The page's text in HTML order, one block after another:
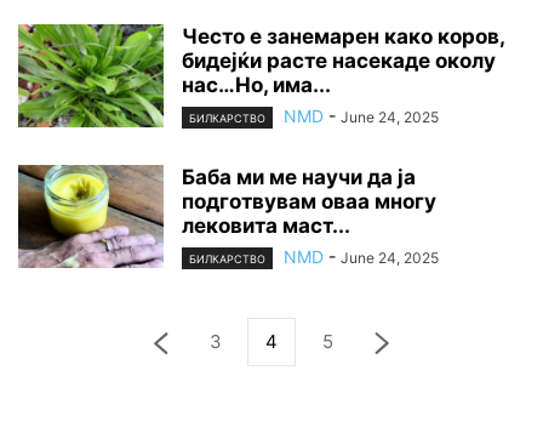
Често е занемарен како коров,
бидејќи расте насекаде околу
нас…Но, има...
БИЛКАРСТВО NMD - June 24, 2025
Баба ми ме научи да ја
подготвувам оваа многу
лековита маст...
БИЛКАРСТВО NMD - June 24, 2025
3 4 5